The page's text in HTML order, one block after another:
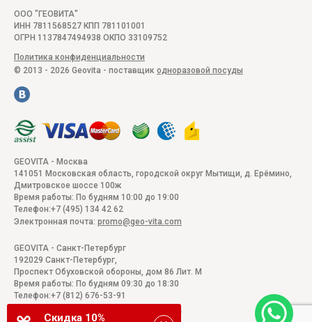
Скидка 10%
ООО "ГЕОВИТА"
ИНН 7811568527 КПП 781101001
ОГРН 1137847494938 ОКПО 33109752
Политика конфиденциальности
© 2013 - 2026 Geovita - поставщик одноразовой посуды
GEOVITA - Москва
141051
Московская область, городской округ Мытищи, д. Ерёмино,
Дмитровское шоссе 100ж
Время работы: По будням 10:00 до 19:00
Телефон:+7 (495) 134 42 62
Электронная почта: promo@geo-vita.com
GEOVITA - Санкт-Петербург
192029 Санкт-Петербург,
Проспект Обуховской обороны, дом 86 Лит. М
Время работы: По будням 09:30 до 18:30
Телефон:+7 (812) 676-53-91
promo@geo-vita.com